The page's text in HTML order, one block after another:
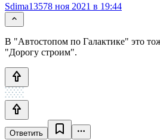
Sdima13578 ноя 2021 в 19:44
В "Автостопом по Галактике" это
"Дорогу строим".
Ответить